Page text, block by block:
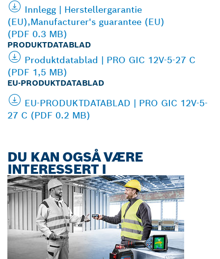
Innlegg | Herstellergarantie
(EU),Manufacturer's guarantee (EU)
(PDF 0.3 MB)
PRODUKTDATABLAD
Produktdatablad | PRO GIC 12V-5-27 C
(PDF 1,5 MB)
EU-PRODUKTDATABLAD
EU-PRODUKTDATABLAD | PRO GIC 12V-5-
27 C (PDF 0.2 MB)
DU KAN OGSÅ VÆRE
INTERESSERT I